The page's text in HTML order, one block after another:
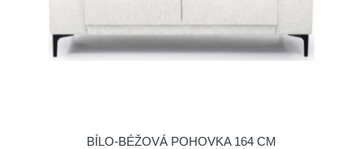
BÍLO-BÉŽOVÁ POHOVKA 164 CM